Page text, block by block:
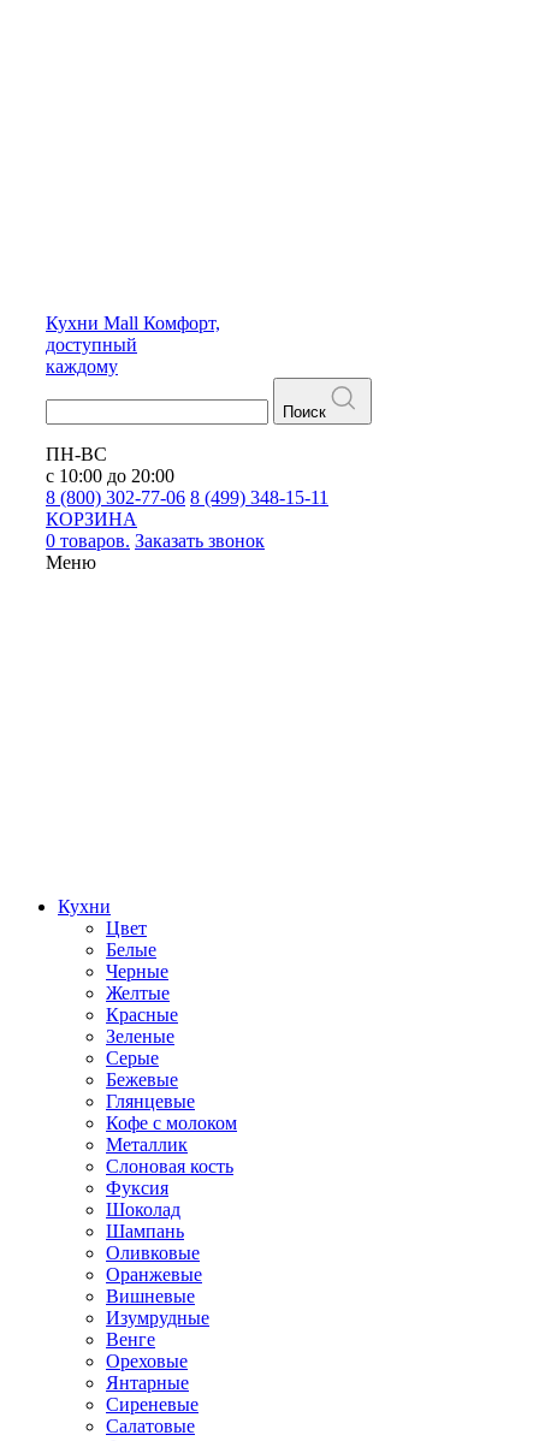
Кухни Mall Комфорт,
доступный
каждому
Поиск
ПН-ВС
с 10:00 до 20:00
8 (800) 302-77-06 8 (499) 348-15-11
КОРЗИНА
0 товаров. Заказать звонок
Меню
Кухни
Цвет
Белые
Черные
Желтые
Красные
Зеленые
Серые
Бежевые
Глянцевые
Кофе с молоком
Металлик
Слоновая кость
Фуксия
Шоколад
Шампань
Оливковые
Оранжевые
Вишневые
Изумрудные
Венге
Ореховые
Янтарные
Сиреневые
Салатовые